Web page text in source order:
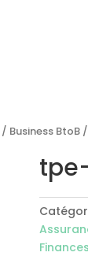
/ Business BtoB